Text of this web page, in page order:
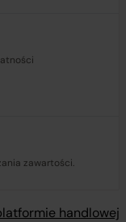
zawartości.
handlowej